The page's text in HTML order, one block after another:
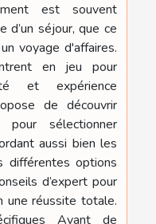
est souvent
d’un séjour, que ce
voyage d'affaires.
en jeu pour
et expérience
de découvrir
sélectionner
aussi bien les
différentes options
d’expert pour
une réussite totale.
Avant de